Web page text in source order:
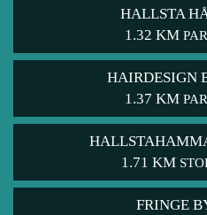
HALLSTA
1.32 KM
HAIRDESIGN
1.37 KM
1.71 KM
FRINGE